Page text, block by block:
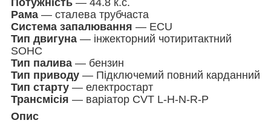
Рама — сталева трубчаста
Система запалювання — ECU
Тип двигуна — інжекторний чотиритактний
SOHC
Тип палива — бензин
Тип приводу — Підключемий повний карданний
Тип старту — електростарт
Трансмісія — варіатор CVT L-H-N-R-P
Опис